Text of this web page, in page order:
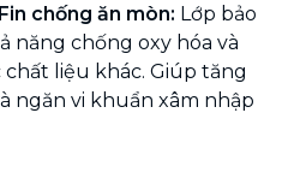
chống ăn mòn: Lớp bảo
năng chống oxy hóa và
chất liệu khác. Giúp tăng
ngăn vi khuẩn xâm nhập